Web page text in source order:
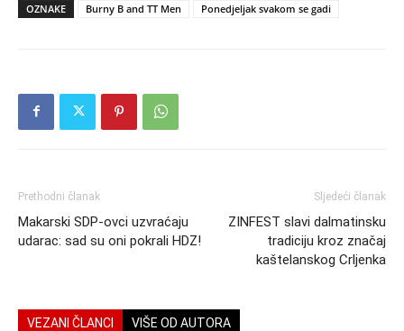
OZNAKE Burny B and TT Men Ponedjeljak svakom se gadi
Prethodni članak
Makarski SDP-ovci uzvraćaju
udarac: sad su oni pokrali HDZ!
Sljedeći članak
ZINFEST slavi dalmatinsku
tradiciju kroz značaj
kaštelanskog Crljenka
VEZANI ČLANCI VIŠE OD AUTORA